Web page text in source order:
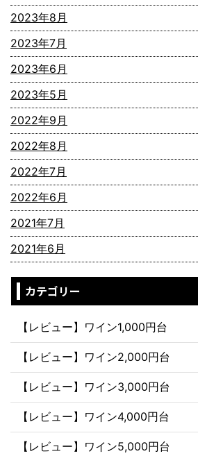
2023年8月
2023年7月
2023年6月
2023年5月
2022年9月
2022年8月
2022年7月
2022年6月
2021年7月
2021年6月
カテゴリー
【レビュー】ワイン1,000円台
【レビュー】ワイン2,000円台
【レビュー】ワイン3,000円台
【レビュー】ワイン4,000円台
【レビュー】ワイン5,000円台